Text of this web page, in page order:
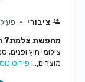
ציבורי
פעילות
מחפשת צלמת?
צילומי חוץ ופנים,
מוצרים,...פירוט